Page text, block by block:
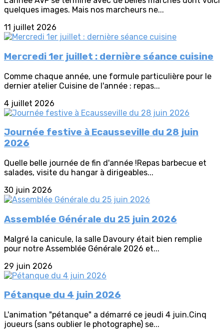
quelques images. Mais nos marcheurs ne...
11 juillet 2026
Mercredi 1er juillet : dernière séance cuisine
Comme chaque année, une formule particulière pour le
dernier atelier Cuisine de l'année : repas...
4 juillet 2026
Journée festive à Ecausseville du 28 juin
2026
Quelle belle journée de fin d'année !Repas barbecue et
salades, visite du hangar à dirigeables...
30 juin 2026
Assemblée Générale du 25 juin 2026
Malgré la canicule, la salle Davoury était bien remplie
pour notre Assemblée Générale 2026 et...
29 juin 2026
Pétanque du 4 juin 2026
L'animation "pétanque" a démarré ce jeudi 4 juin.Cinq
joueurs (sans oublier le photographe) se...